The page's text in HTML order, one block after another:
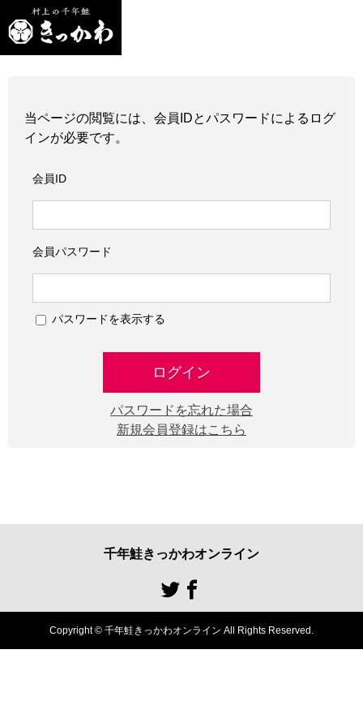
当ページの閲覧には、会員IDとパスワードによるログ
インが必要です。
会員ID
会員パスワード
パスワードを表示する
ログイン
パスワードを忘れた場合
新規会員登録はこちら
千年鮭きっかわオンライン
Copyright © 千年鮭きっかわオンライン All Rights Reserved.